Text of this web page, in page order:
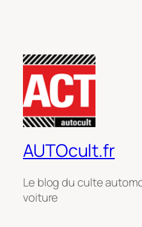
AUTOcult.fr
Le blog du culte
voiture